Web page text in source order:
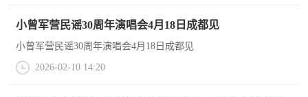
模
范
小曾军营民谣30周年演唱会4月18日成都见
小曾军营民谣30周年演唱会4月18日成都见
2026-02-10 14:20